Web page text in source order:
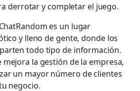
derrotar y completar el juego.
es un lugar
y lleno de gente, donde los
todo tipo de información.
mejora la gestión de la empresa,
un mayor número de clientes
negocio.